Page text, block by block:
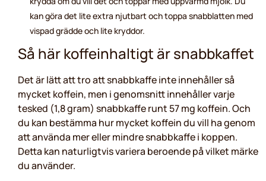
kan göra det lite extra njutbart och toppa snabblatten med
vispad grädde och lite kryddor.
Så här koffeinhaltigt är snabbkaffet
Det är lätt att tro att snabbkaffe inte innehåller så
mycket koffein, men i genomsnitt innehåller varje
tesked (1,8 gram) snabbkaffe runt 57 mg koffein. Och
du kan bestämma hur mycket koffein du vill ha genom
att använda mer eller mindre snabbkaffe i koppen.
Detta kan naturligtvis variera beroende på vilket märke
du använder.